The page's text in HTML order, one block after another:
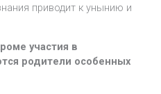
приводит к унынию и
участия в
родители особенных